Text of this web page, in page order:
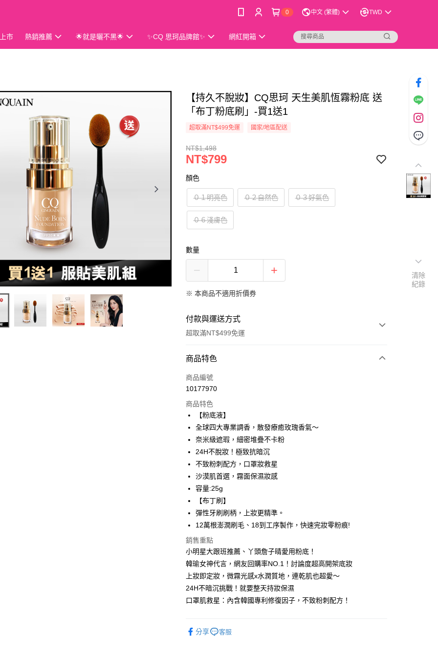
0 中文 (繁體) TWD
市 熱銷推薦 🌟就是曬不黑🌟 ✨CQ 思珂品牌館✨ 網紅開箱
【持久不脫妝】CQ思珂 天生美肌恆霧粉底 送
「布丁粉底刷」-買1送1
超取滿NT$499免運 國家/地區配送
NT$1,498
NT$799
顏色
０１明亮色 ０２自然色 ０３好氣色
０６淺膚色
數量
※ 本商品不適用折價券
付款與運送方式
超取滿NT$499免運
付款方式
信用卡一次付款
LINE Pay
Apple Pay
街口支付
悠遊付
ATM付款
運送方式
每筆NT$85，滿NT$499(含以上)免運費
付款後全家取貨
每筆NT$85，滿NT$499(含以上)免運費
7-11取貨付款
付款後7-11取貨
商品特色
商品編號
10177970
商品特色
【粉底液】
全球四大專業調香，散發療癒玫瑰香氣～
奈米級遮瑕，細密堆疊不卡粉
24H不脫妝！極致抗暗沉
不致粉刺配方，口罩妝救星
沙漠肌首選，霧面保濕妝感
容量:25g
【布丁刷】
彈性牙刷刷柄，上妝更精準。
12萬根澎潤刷毛、18到工序製作，快速完妝零粉痕!
銷售重點
小明星大跟班推薦、丫頭詹子晴愛用粉底！
韓瑜女神代言，網友回購率NO.1！討論度超高開架底妝
上妝即定妝，微霧光感x水潤質地，連乾肌也超愛～
24H不暗沉挑戰！就要整天持妝保濕
口罩肌救星：內含韓國專利修復因子，不致粉刺配方！
分享 客服
清除
紀錄